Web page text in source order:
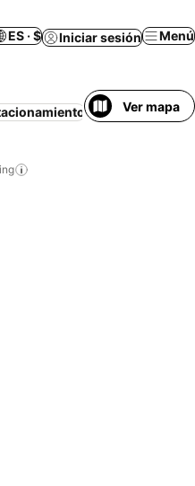
ES · $ Iniciar sesión Menú
Media pensión
Ver mapa